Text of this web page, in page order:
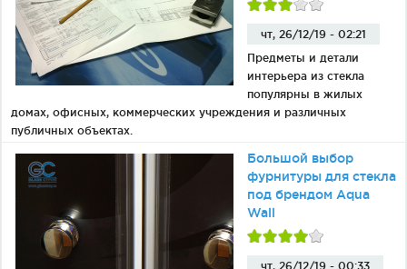
чт, 26/12/19 - 02:21
Предметы и детали
интерьера из стекла
популярны в жилых
домах, офисных, коммерческих учреждения и различных
публичных объектах.
Большой выбор
фурнитуры для стекла
под брендом Aqua
Wall
чт, 26/12/19 - 00:33